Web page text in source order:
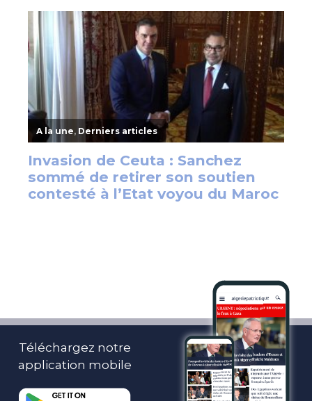
Téléchargez notre
application mobile